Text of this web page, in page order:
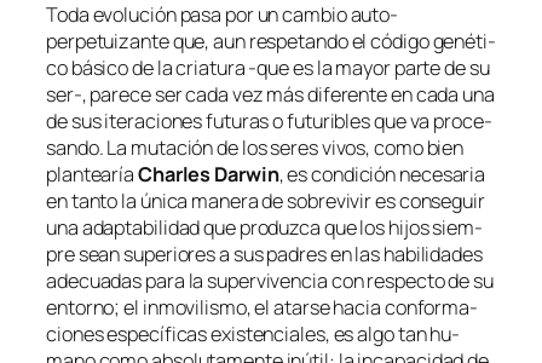
Toda evo­lu­ción pa­sa por un cam­bio auto-
perpetuizante que, aun res­pe­tan­do el có­di­go ge­né­ti­
co bá­si­co de la cria­tu­ra ‑que es la ma­yor par­te de su
ser‑, pa­re­ce ser ca­da vez más di­fe­ren­te en ca­da una
de sus ite­ra­cio­nes fu­tu­ras o fu­tu­ri­bles que va pro­ce­
san­do. La mu­ta­ción de los se­res vi­vos, co­mo bien
plan­tea­ríaCharles Darwin, es con­di­ción ne­ce­sa­ria
en tan­to la úni­ca ma­ne­ra de so­bre­vi­vir es con­se­guir
una adap­ta­bi­li­dad que pro­duz­ca que los hi­jos siem­
pre sean su­pe­rio­res a sus pa­dres en las ha­bi­li­da­des
ade­cua­das pa­ra la su­per­vi­ven­cia con res­pec­to de su
en­torno; el in­mo­vi­lis­mo, el atar­se ha­cia con­for­ma­
cio­nes es­pe­cí­fi­cas exis­ten­cia­les, es al­go tan hu­